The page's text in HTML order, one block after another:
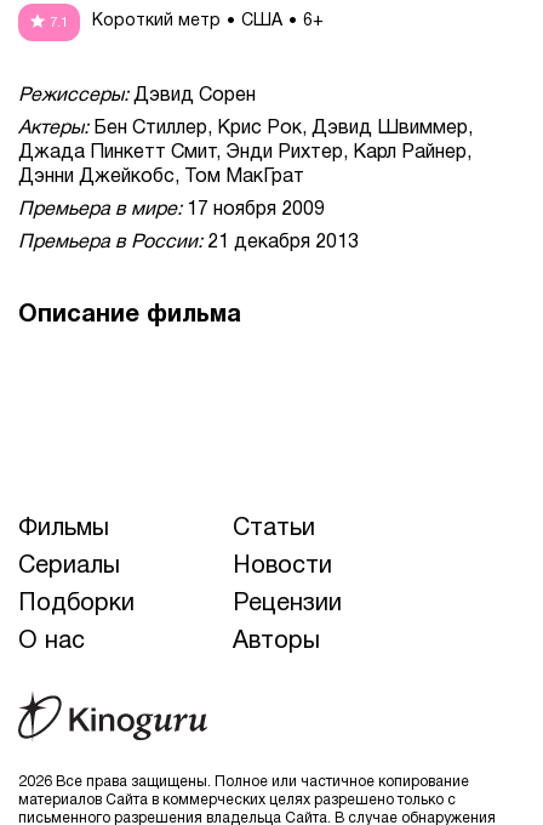
7.1 Короткий метр США 6+
Режиссеры:Дэвид Сорен
Актеры:Бен Стиллер, Крис Рок, Дэвид Швиммер,
Джада Пинкетт Смит, Энди Рихтер, Карл Райнер,
Дэнни Джейкобс, Том МакГрат
Премьера в мире:17 ноября 2009
Премьера в России:21 декабря 2013
Описание фильма
2026 Все права защищены. Полное или частичное копирование
материалов Сайта в коммерческих целях разрешено только с
письменного разрешения владельца Сайта. В случае обнаружения
Фильмы
Статьи
Сериалы
Новости
Подборки
Рецензии
О нас
Авторы